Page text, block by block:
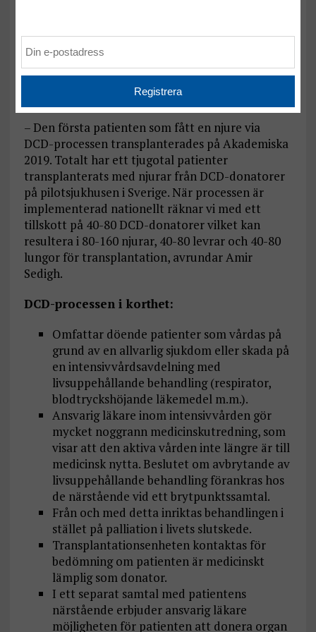
DCD-projektet som startade 2016. Piloten
avslutades med en nationell slutkonferens i mars
2020 i syfte att implementera DCD inom svensk
– Den första patienten som fått en njure via
DCD-processen transplanterades på Akademiska
2019. Totalt har ett tjugotal patienter
transplanterats med njurar från DCD-donatorer
på pilotsjukhusen i Sverige. När processen är
implementerad nationellt räknar vi med ett
tillskott på 40-80 DCD-donatorer vilket kan
resultera i 80-160 njurar, 40-80 levrar och 40-80
lungor för transplantation, avrundar Amir
Sedigh.
DCD-processen i korthet:
Omfattar döende patienter som vårdas på
grund av en allvarlig sjukdom eller skada på
en intensivvårdsavdelning med
livsuppehållande behandling (respirator,
blodtryckshöjande läkemedel m.m.).
Ansvarig läkare inom intensivvården gör
mycket noggrann medicinskutredning, som
visar att den aktiva vården inte längre är till
medicinsk nytta. Beslutet om avbrytande av
livsuppehållande behandling förankras hos
de närstående vid ett brytpunktssamtal.
Från och med detta inriktas behandlingen i
stället på palliation i livets slutskede.
Transplantationsenheten kontaktas för
bedömning om patienten är medicinskt
lämplig som donator.
I ett separat samtal med patientens
närstående erbjuder ansvarig läkare
möjligheten för patienten att donera organ